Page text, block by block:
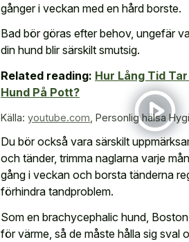
gånger i veckan med en hård borste.
Bad bör göras efter behov, ungefär
din hund blir särskilt smutsig.
Related reading: Hur Lång Tid
Hund På Pott?
Källa: youtube.com Personlig hälsa
Du bör också vara särskilt
och tänder, trimma naglarna varje
gång i veckan och borsta tänderna
förhindra tandproblem.
Som en brachycephalic hund,
för värme, så de måste hålla sig sval